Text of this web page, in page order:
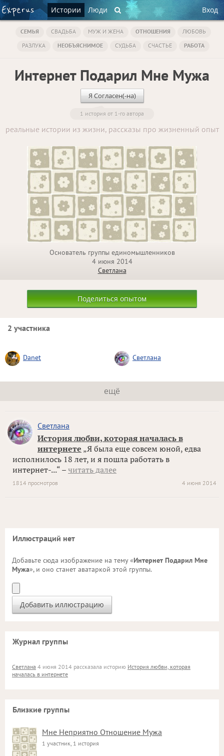
Истории Люди Вход
СЕМЬЯ СВАДЬБА МУЖ И ЖЕНА ОТНОШЕНИЯ
ЛЮБОВЬ
РАЗЛУКА
НЕОБЪЯСНИМОЕ СУДЬБА СЧАСТЬЕ РАБОТА
Интернет Подарил Мне Мужа
Я Согласен(-на)
1 история от 1-го автора
реальные истории из жизни, рассказы про жизненный опыт
Основатель группы единомышленников
4 июня 2014
Светлана
Поделиться опытом
2 участника
Danet Светлана
ещё
Светлана
История любви, которая началась в
интернете „Я была еще совсем юной, едва
исполнилось 18 лет, и я пошла работать в
интернет-...“ – читать далее
4 июня 2014
1814 просмотров
Иллюстраций нет
Добавьте сюда изображение на тему «Интернет Подарил Мне
Мужа», и оно станет аватаркой этой группы.
Журнал группы
Светлана 4 июня 2014 рассказала историю История любви, которая
началась в интернете
Близкие группы
Мне Неприятно Отношение Мужа
1 участник, 1 история